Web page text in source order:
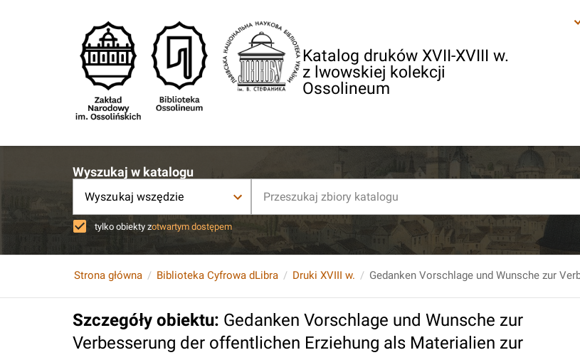
Katalog druków XVII-XVIII w.
z lwowskiej kolekcji
Ossolineum
Wyszukaj w katalogu
Wyszukaj wszędzie
tylko obiekty zotwartym dostępem
Strona główna Biblioteka Cyfrowa dLibra Druki XVIII w.
Szczegóły obiektu: Gedanken Vorschlage und Wunsche zur
Verbesserung der offentlichen Erziehung als Materialien zur